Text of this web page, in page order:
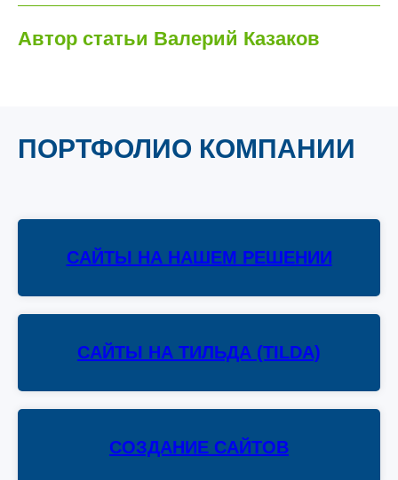
Автор статьи Валерий Казаков
ПОРТФОЛИО КОМПАНИИ
САЙТЫ НА НАШЕМ РЕШЕНИИ
САЙТЫ НА ТИЛЬДА (TILDA)
СОЗДАНИЕ САЙТОВ